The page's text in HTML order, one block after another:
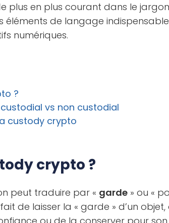
plus en plus courant dans le jargon
éléments de langage
numériques.
?
vs non custodial
custody crypto
crypto ?
peut traduire par « garde » ou «
de laisser la « garde » d’un